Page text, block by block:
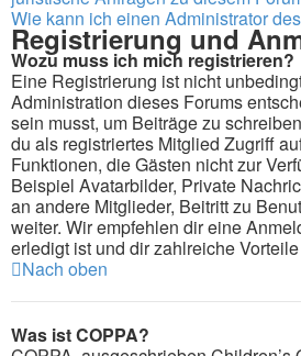
Wie kann ich einen Administrator
Registrierung und
Wozu muss ich mich registrieren?
Eine Registrierung ist nicht
Administration dieses Forums
sein musst, um Beiträge zu
du als registriertes Mitglied Zugriff
Funktionen, die Gästen nicht zur
Beispiel Avatarbilder, Private
an andere Mitglieder, Beitritt zu
weiter. Wir empfehlen dir eine
erledigt ist und dir zahlreiche
Nach oben
Was ist COPPA?